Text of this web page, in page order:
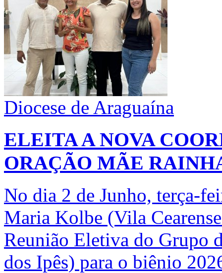
Diocese de Araguaína
ELEITA A NOVA
ORAÇÃO MÃE
No dia 2 de Junho, terça-
Maria Kolbe (Vila
Reunião Eletiva do Grupo
dos Ipês) para o biênio